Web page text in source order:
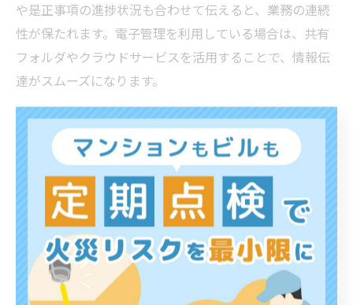
や是正事項の進捗状況も合わせて伝えると、業務の連続
性が保たれます。電子管理を利用している場合は、共有
フォルダやクラウドサービスを活用することで、情報伝
達がスムーズになります。
西海市の事例では、消防設備点検の報告書を定期的に消
防署へ提出する必要があるため、記録の正確な引き継ぎ
と保管が特に重要です。万が一の監査や指摘に備え、記
録のバックアップやアクセス権限の管理も徹底しましょ
う。
点検報告書の提出先を正確に把握